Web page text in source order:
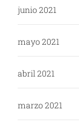
junio 2021
mayo 2021
abril 2021
marzo 2021